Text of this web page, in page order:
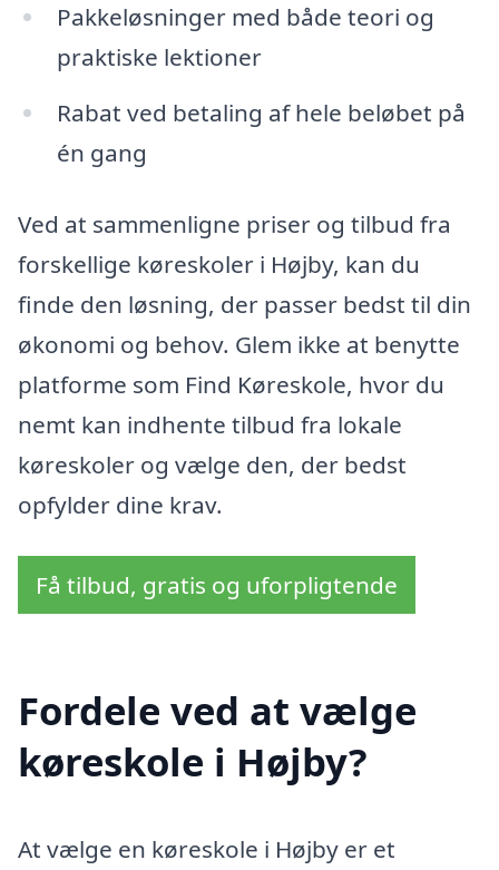
Pakkeløsninger med både teori og
praktiske lektioner
Rabat ved betaling af hele beløbet på
én gang
Ved at sammenligne priser og tilbud fra
forskellige køreskoler i Højby, kan du
finde den løsning, der passer bedst til din
økonomi og behov. Glem ikke at benytte
platforme som Find Køreskole, hvor du
nemt kan indhente tilbud fra lokale
køreskoler og vælge den, der bedst
opfylder dine krav.
Få tilbud, gratis og uforpligtende
Fordele ved at vælge
køreskole i Højby?
At vælge en køreskole i Højby er et